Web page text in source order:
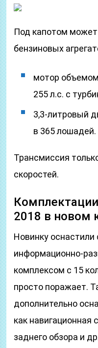
Под капотом может
бензиновых
мотор
255 л.с. с
3,3-литровый
в 365 лошадей.
Трансмиссия
скоростей.
2018 в новом
Новинку
информационно-
комплексом с 15
просто поражает.
дополнительно
как навигационная
заднего обзора и